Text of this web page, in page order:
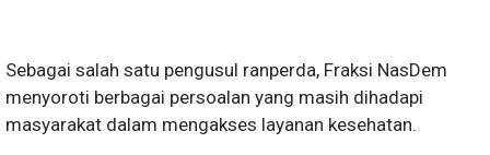
Sebagai salah satu pengusul ranperda, Fraksi NasDem
menyoroti berbagai persoalan yang masih dihadapi
masyarakat dalam mengakses layanan kesehatan.